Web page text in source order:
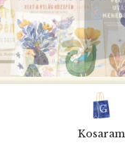
Kosaram